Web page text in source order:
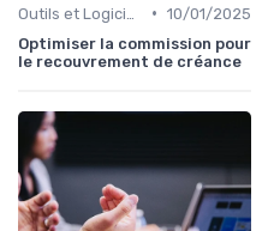
• 10/01/2025
Optimiser la commission pour
le recouvrement de créance